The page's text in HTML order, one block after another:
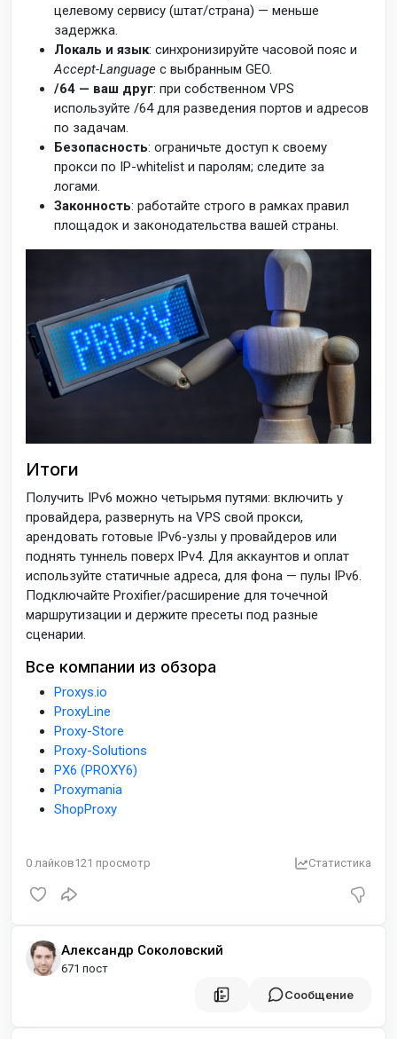
целевому сервису (штат/страна) — меньше
задержка.
Локаль и язык: синхронизируйте часовой пояс и
Accept-Language с выбранным GEO.
/64 — ваш друг: при собственном VPS
используйте /64 для разведения портов и адресов
по задачам.
Безопасность: ограничьте доступ к своему
прокси по IP-whitelist и паролям; следите за
логами.
Законность: работайте строго в рамках правил
площадок и законодательства вашей страны.
Итоги
Получить IPv6 можно четырьмя путями: включить у
провайдера, развернуть на VPS свой прокси,
арендовать готовые IPv6-узлы у провайдеров или
поднять туннель поверх IPv4. Для аккаунтов и оплат
используйте статичные адреса, для фона — пулы IPv6.
Подключайте Proxifier/расширение для точечной
маршрутизации и держите пресеты под разные
сценарии.
Все компании из обзора
Proxys.io
ProxyLine
Proxy-Store
Proxy-Solutions
PX6 (PROXY6)
Proxymania
ShopProxy
0 лайков121 просмотр Статистика
Александр Соколовский
671 пост
Сообщение